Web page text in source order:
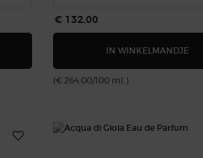
DE PARFUM
ARMANI STRONGER WITH YOU EAU DE
€ 132,00
IN WINKELMANDJE
(€ 264,00/100 ml.)